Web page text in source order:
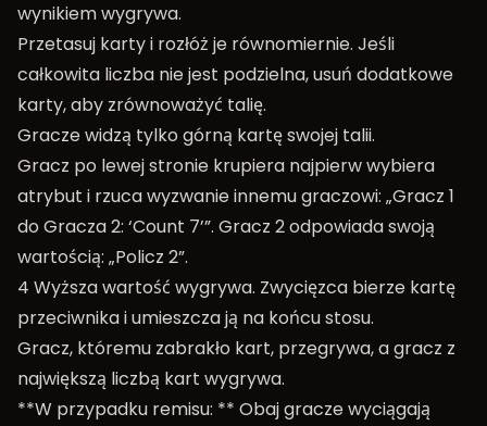
wynikiem wygrywa.
Przetasuj karty i rozłóż je równomiernie. Jeśli
całkowita liczba nie jest podzielna, usuń dodatkowe
karty, aby zrównoważyć talię.
Gracze widzą tylko górną kartę swojej talii.
Gracz po lewej stronie krupiera najpierw wybiera
atrybut i rzuca wyzwanie innemu graczowi: „Gracz 1
do Gracza 2: ‘Count 7’”. Gracz 2 odpowiada swoją
wartością: „Policz 2”.
4 Wyższa wartość wygrywa. Zwycięzca bierze kartę
przeciwnika i umieszcza ją na końcu stosu.
Gracz, któremu zabrakło kart, przegrywa, a gracz z
największą liczbą kart wygrywa.
**W przypadku remisu: ** Obaj gracze wyciągają